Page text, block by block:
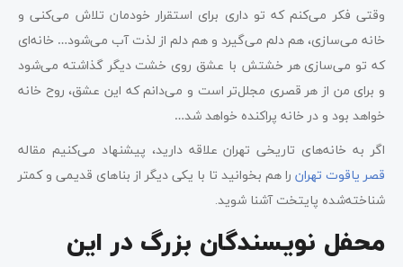
وقتی فکر می‌کنم که تو داری برای استقرار خودمان تلاش می‌کنی و
خانه می‌سازی، هم دلم می‌گیرد و هم دلم از لذت آب می‌شود… خانه‌ای
که تو می‌سازی هر خشتش با عشق روی خشت دیگر گذاشته می‌شود
و برای من از هر قصری مجلل‌تر است و می‌دانم که این عشق، روح خانه
خواهد بود و در خانه پراکنده خواهد شد…
اگر به خانه‌های تاریخی تهران علاقه دارید، پیشنهاد می‌کنیم مقاله
قصر یاقوت تهران را هم بخوانید تا با یکی دیگر از بناهای قدیمی و کمتر
شناخته‌شده پایتخت آشنا شوید.
محفل نویسندگان بزرگ در این